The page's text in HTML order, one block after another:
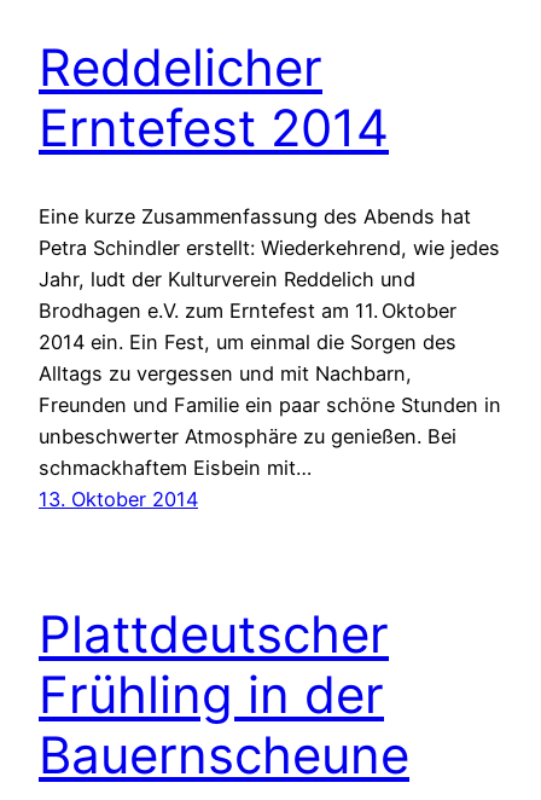
Reddelicher
Erntefest 2014
Eine kurze Zusammenfassung des Abends hat
Petra Schindler erstellt: Wiederkehrend, wie jedes
Jahr, ludt der Kulturverein Reddelich und
Brodhagen e.V. zum Erntefest am 11. Oktober
2014 ein. Ein Fest, um einmal die Sorgen des
Alltags zu vergessen und mit Nachbarn,
Freunden und Familie ein paar schöne Stunden in
unbeschwerter Atmosphäre zu genießen. Bei
schmackhaftem Eisbein mit…
13. Oktober 2014
Plattdeutscher
Frühling in der
Bauernscheune